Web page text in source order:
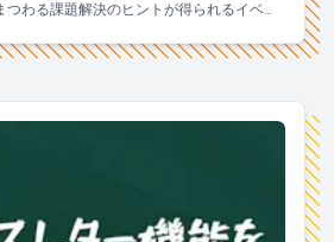
つわる課題解決のヒントが得られるイベン